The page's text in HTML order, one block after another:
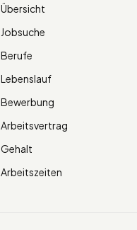
Übersicht
Jobsuche
Berufe
Lebenslauf
Bewerbung
Arbeitsvertrag
Gehalt
Arbeitszeiten